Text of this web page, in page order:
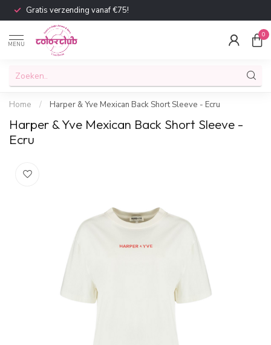
Gratis verzending vanaf €75!
MENU
0
Home / Harper & Yve Mexican Back Short Sleeve - Ecru
Harper & Yve Mexican Back Short Sleeve -
Ecru